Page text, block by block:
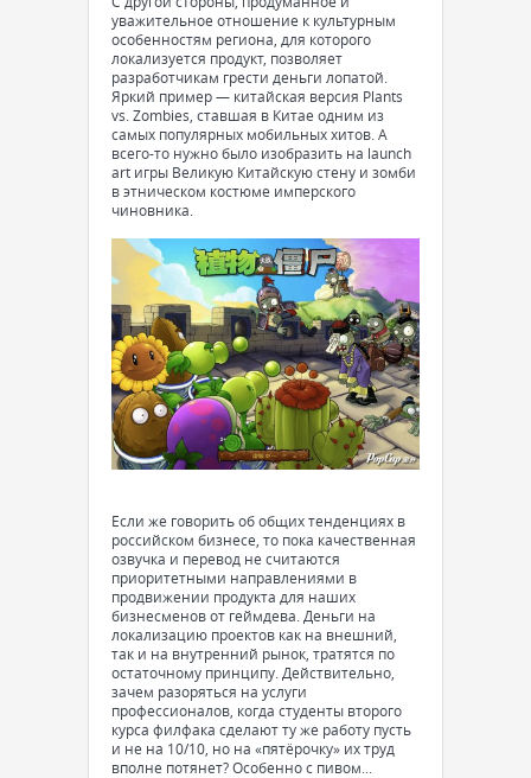
уважительное отношение к культурным
особенностям региона, для которого
локализуется продукт, позволяет
разработчикам грести деньги лопатой.
Яркий пример — китайская версия Plants
vs. Zombies, ставшая в Китае одним из
самых популярных мобильных хитов. А
всего-то нужно было изобразить на launch
art игры Великую Китайскую стену и зомби
в этническом костюме имперского
чиновника.
Если же говорить об общих тенденциях в
российском бизнесе, то пока качественная
озвучка и перевод не считаются
приоритетными направлениями в
продвижении продукта для наших
бизнесменов от геймдева. Деньги на
локализацию проектов как на внешний,
так и на внутренний рынок, тратятся по
остаточному принципу. Действительно,
зачем разоряться на услуги
профессионалов, когда студенты второго
курса филфака сделают ту же работу пусть
и не на 10/10, но на «пятёрочку» их труд
вполне потянет? Особенно с пивом...